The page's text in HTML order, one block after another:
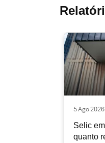
5 Ago
Selic
quanto